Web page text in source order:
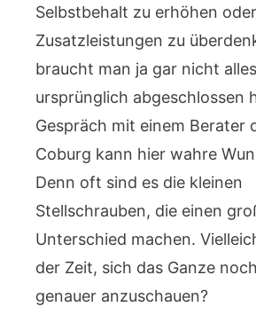
Selbstbehalt zu erhöhen
Zusatzleistungen zu
braucht man ja gar nicht
ursprünglich abgeschlossen
Gespräch mit einem Berater
Coburg kann hier wahre
Denn oft sind es die kleinen
Stellschrauben, die einen
Unterschied machen.
der Zeit, sich das Ganze
genauer anzuschauen?